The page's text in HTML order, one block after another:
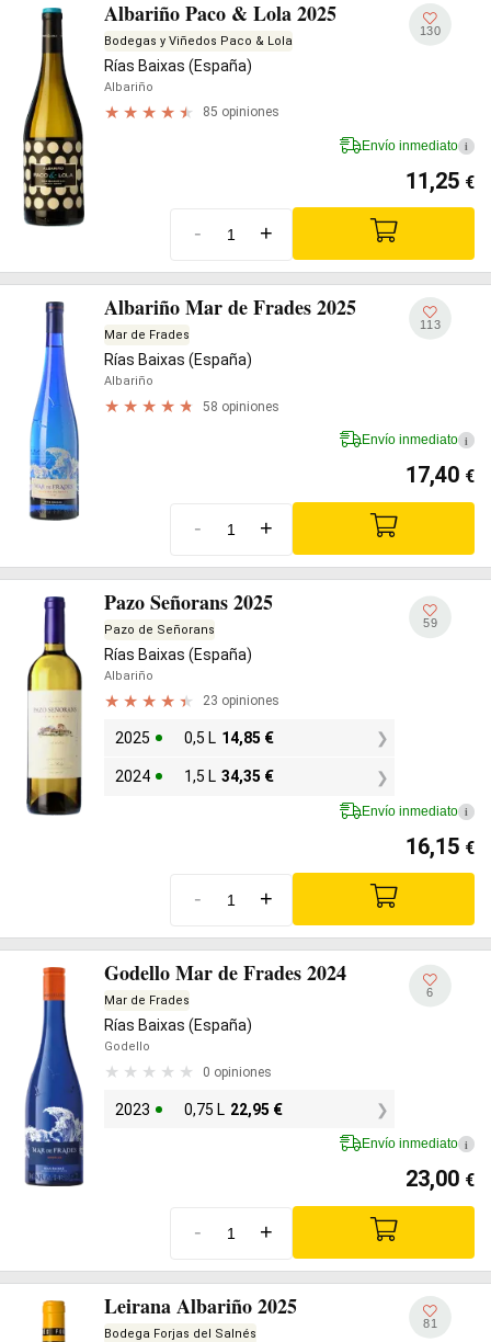
Albariño Paco & Lola 2025
Bodegas y Viñedos Paco & Lola
Rías Baixas (España)
Albariño
85 opiniones
130
Envío inmediato i
11,25 €
- +
Albariño Mar de Frades 2025
Mar de Frades
Rías Baixas (España)
Albariño
58 opiniones
113
Envío inmediato i
17,40 €
- +
Pazo Señorans 2025
Pazo de Señorans
Rías Baixas (España)
Albariño
23 opiniones
2025 0,5 L 14,85 €
2024 1,5 L 34,35 €
59
Envío inmediato i
16,15 €
- +
Godello Mar de Frades 2024
Mar de Frades
Rías Baixas (España)
Godello
0 opiniones
2023 0,75 L 22,95 €
6
Envío inmediato i
23,00 €
- +
Leirana Albariño 2025
Bodega Forjas del Salnés
81